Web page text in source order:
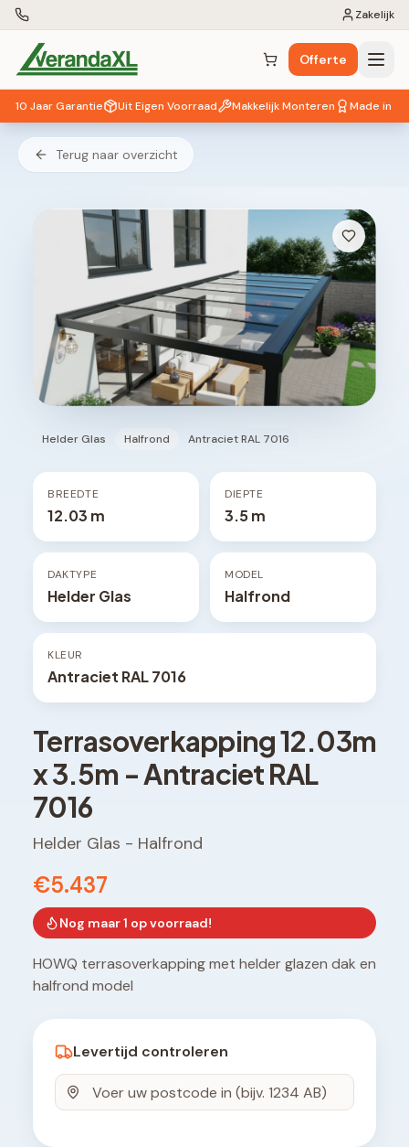
Zakelijk
Winkelwagen ( 0 items)
Offerte
10 Jaar Garantie Uit Eigen Voorraad Makkelijk Monteren Made in EU
Terug naar overzicht
Helder Glas Halfrond Antraciet RAL 7016
BREEDTE
12.03 m
DIEPTE
3.5 m
DAKTYPE
Helder Glas
MODEL
Halfrond
KLEUR
Antraciet RAL 7016
Terrasoverkapping12.03m
x3.5m -Antraciet RAL
7016
Helder Glas - Halfrond
€5.437
Nog maar1 op voorraad!
HOWQ terrasoverkapping met helder glazen dak en
halfrond model
Levertijd controleren